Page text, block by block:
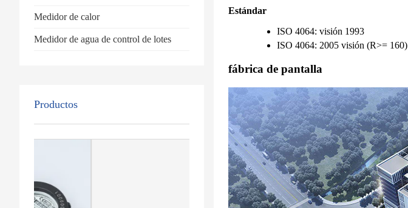
Medidor de calor
Medidor de agua de control de lotes
Productos
Estándar
ISO 4064: visión 1993
ISO 4064: 2005 visión (R>= 160)
fábrica de pantalla